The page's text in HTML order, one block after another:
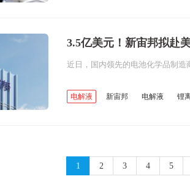
3.5亿美元！新宙邦拟赴
电解液 新宙邦 电解液
锂
1 2 3 4 5